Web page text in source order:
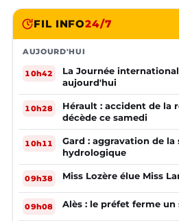
FIL INFO24/7
AUJOURD'HUI
10h42
La Journée
aujourd'hui
10h28
Hérault : accident de la
décède ce samedi
10h11
Gard : aggravation de
hydrologique
09h38 Miss Lozère élue Miss
09h08 Alès : le préfet ferme un